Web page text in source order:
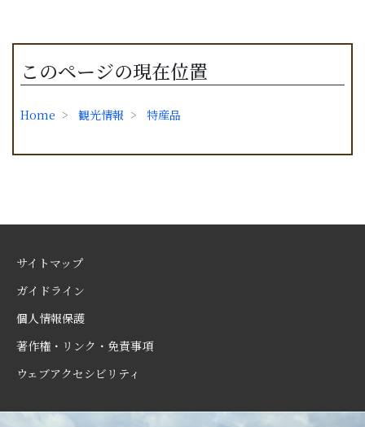
このページの現在位置
Home 観光情報 特産品
サイトマップ
ガイドライン
個人情報保護
著作権・リンク・免責事項
ウェブアクセシビリティ